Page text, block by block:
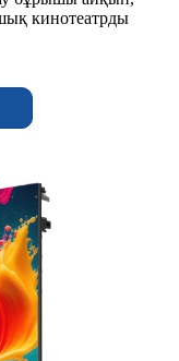
кинотеатрды